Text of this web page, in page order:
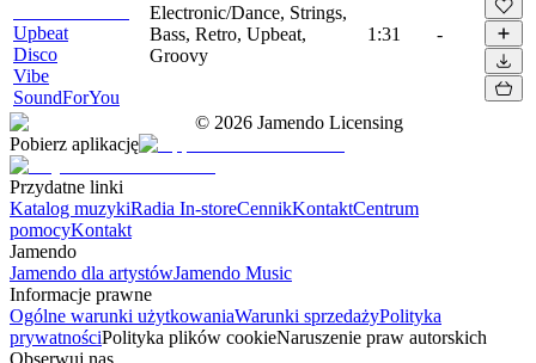
Upbeat
Disco
Vibe
SoundForYou
Electronic/Dance, Strings,
Bass, Retro, Upbeat,
Groovy
1:31 -
© 2026 Jamendo Licensing
Pobierz aplikację
Przydatne linki
Katalog muzykiRadia In-storeCennikKontaktCentrum
pomocyKontakt
Jamendo
Jamendo dla artystówJamendo Music
Informacje prawne
Ogólne warunki użytkowaniaWarunki sprzedażyPolityka
prywatnościPolityka plików cookieNaruszenie praw autorskich
Obserwuj nas